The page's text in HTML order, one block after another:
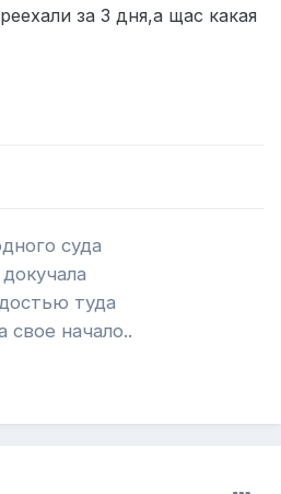
за 3 дня,а щас какая
суда
туда
свое начало..